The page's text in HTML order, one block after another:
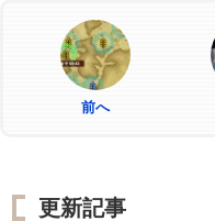
前へ
更新記事